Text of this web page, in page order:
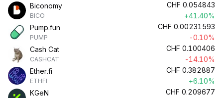
Biconomy
BICO
CHF 0.054843
+41.40%
Pump.fun
PUMP
CHF 0.00231593
-0.10%
Cash Cat
CASHCAT
CHF 0.100406
-14.10%
Ether.fi
ETHFI
CHF 0.382887
+6.10%
KGeN
CHF 0.209677